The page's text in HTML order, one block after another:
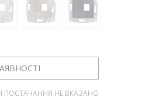
ПОСТАЧАННЯ НЕ ВКАЗАНО